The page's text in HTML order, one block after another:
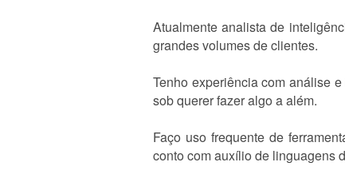
Atualmente analista de
grandes volumes de clientes.
Tenho experiência com análise
sob querer fazer algo a além.
Faço uso frequente de
conto com auxílio de linguagens